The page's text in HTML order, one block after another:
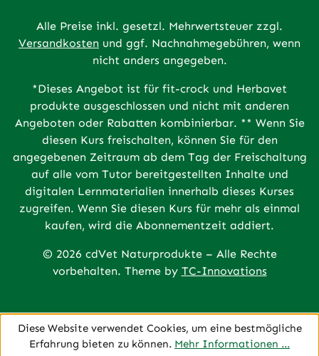
Alle Preise inkl. gesetzl. Mehrwertsteuer zzgl.
Versandkosten und ggf. Nachnahmegebühren, wenn
nicht anders angegeben.
*Dieses Angebot ist für fit-crock und Herbavet
produkte ausgeschlossen und nicht mit anderen
Angeboten oder Rabatten kombinierbar. ** Wenn Sie
diesen Kurs freischalten, können Sie für den
angegebenen Zeitraum ab dem Tag der Freischaltung
auf alle vom Tutor bereitgestellten Inhalte und
digitalen Lernmaterialien innerhalb dieses Kurses
zugreifen. Wenn Sie diesen Kurs für mehr als einmal
kaufen, wird die Abonnementzeit addiert.
© 2026 cdVet Naturprodukte – Alle Rechte
vorbehalten. Theme by TC-Innovations
Diese Website verwendet Cookies, um eine bestmögliche
Erfahrung bieten zu können. Mehr Informationen ...